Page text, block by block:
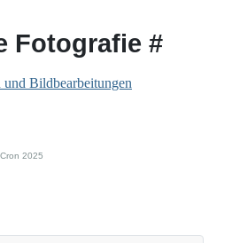
Fotografie #
Bildbearbeitungen
2025
Impressum